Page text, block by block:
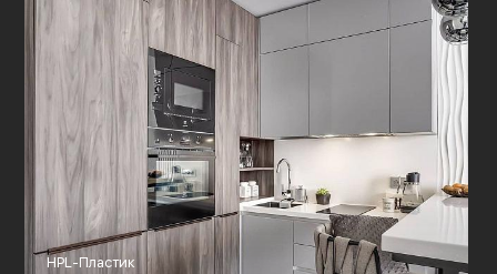
HPL-Пластик